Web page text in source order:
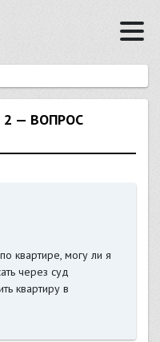
— ВОПРОС
квартире, могу ли я
через суд
квартиру в